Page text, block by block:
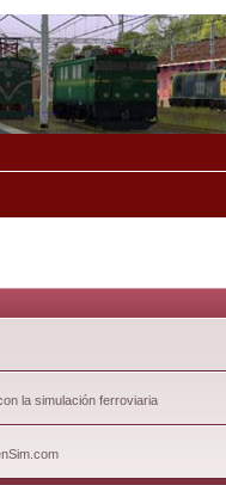
la simulación ferroviaria